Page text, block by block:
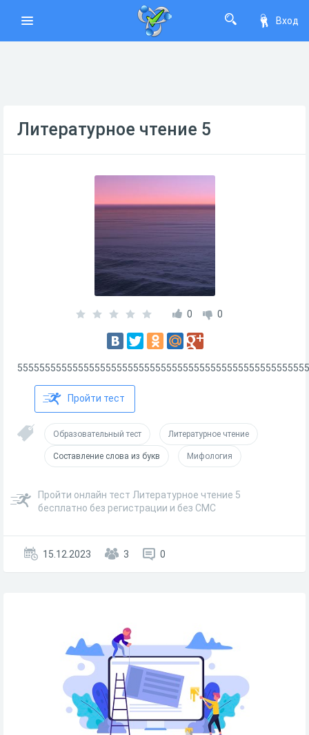
Вход
Литературное чтение 5
0 0
Пройти тест
Образовательный тест Литературное чтение
Составление слова из букв Мифология
Пройти онлайн тест Литературное чтение 5
бесплатно без регистрации и без СМС
15.12.2023 3 0